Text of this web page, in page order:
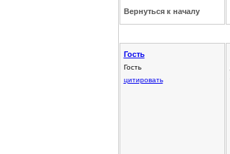
Вернуться к началу
Гость
Гость
цитировать